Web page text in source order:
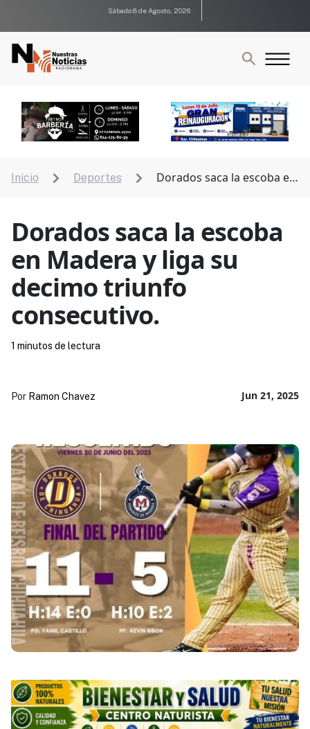
Sábado 8 de Agosto, 2026
Inicio  Deportes 
Dorados saca la escoba en
Dorados saca la escoba
en Madera y liga su
decimo triunfo
consecutivo.
Jun 21, 2025
Por Ramon Chavez
1 minutos de lectura